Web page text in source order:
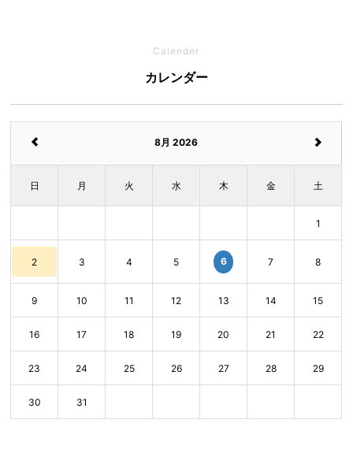
Calender
カレンダー
8月 2026
日 月 火 水 木 金 土
1
2 3 4 5 6 7 8
9 10 11 12 13 14 15
16 17 18 19 20 21 22
23 24 25 26 27 28 29
30 31